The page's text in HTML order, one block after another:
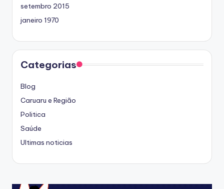
setembro 2015
janeiro 1970
Categorias
Blog
Caruaru e Região
Politica
Saúde
Ultimas noticias